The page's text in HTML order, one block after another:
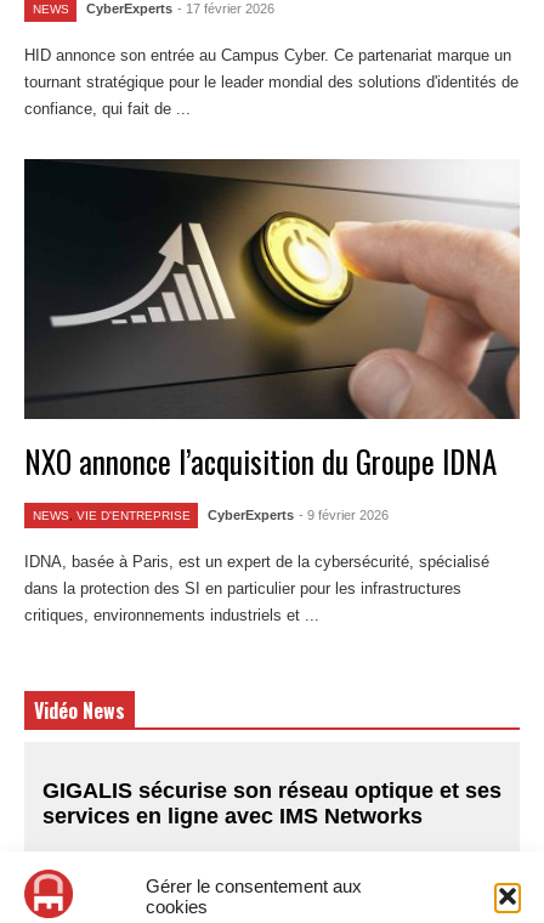
Gérer le consentement aux
cookies
NEWS CyberExperts - 17 février 2026
HID annonce son entrée au Campus Cyber. Ce partenariat marque un
tournant stratégique pour le leader mondial des solutions d'identités de
confiance, qui fait de ...
NXO annonce l’acquisition du Groupe IDNA
NEWS VIE D'ENTREPRISE CyberExperts - 9 février 2026
IDNA, basée à Paris, est un expert de la cybersécurité, spécialisé
dans la protection des SI en particulier pour les infrastructures
critiques, environnements industriels et ...
Vidéo News
GIGALIS sécurise son réseau optique et ses
services en ligne avec IMS Networks